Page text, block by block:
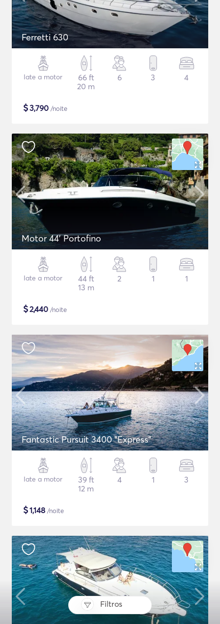
Filtros
Ferretti 630
Iate a motor
66 ft
20 m
6 3 4
$3,790 /noite
Motor 44' Portofino
Iate a motor
44 ft
13 m
2 1 1
$2,440 /noite
Fantastic Pursuit 3400 "Express"
Iate a motor
39 ft
12 m
4 1 3
$1,148 /noite